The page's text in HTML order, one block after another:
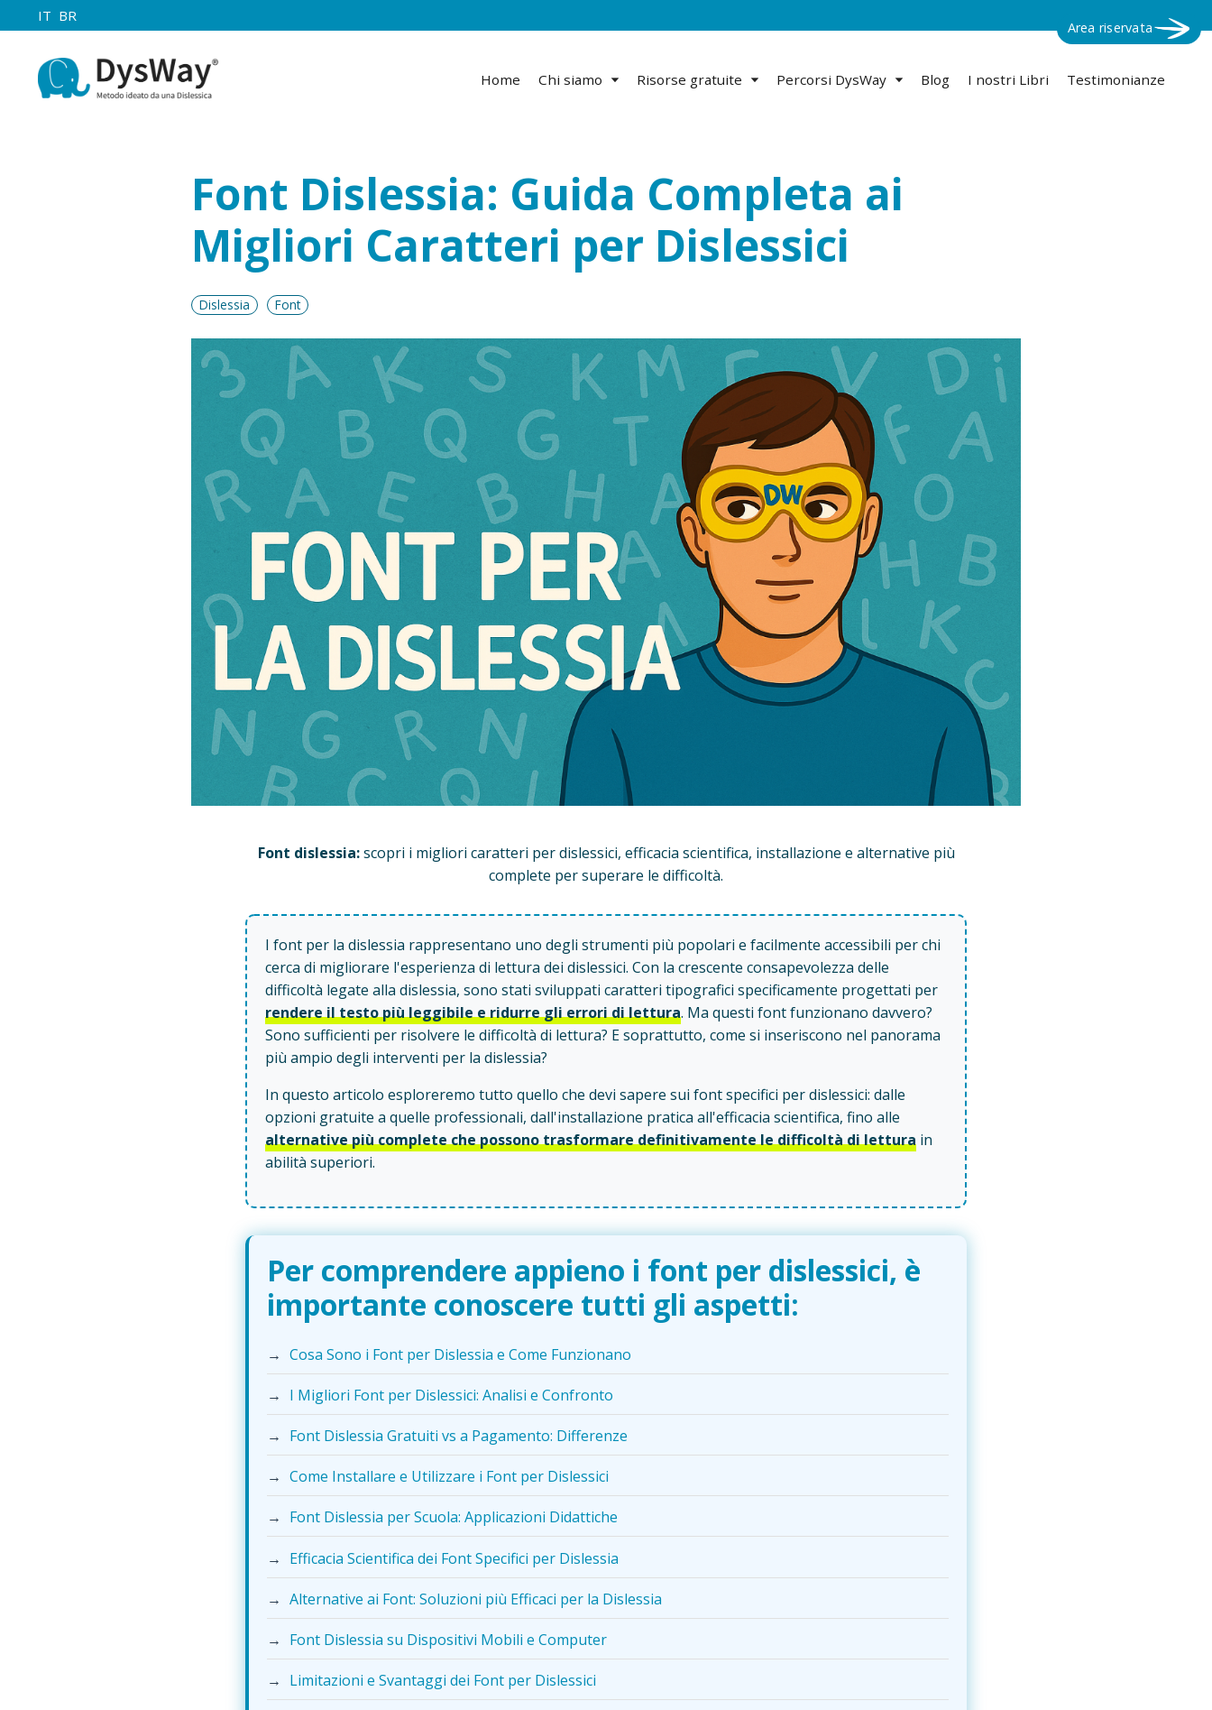
IT BR
Home Chi siamo Risorse gratuite Percorsi DysWay Blog I nostri Libri Testimonianze
Area riservata
Font Dislessia: Guida Completa ai
Migliori Caratteri per Dislessici
Dislessia Font
Font dislessia:scopri i migliori caratteri per dislessici, efficacia scientifica, installazione e alternative più
complete per superare le difficoltà.
I font per la dislessia rappresentano uno degli strumenti più popolari e facilmente accessibili per chi
cerca di migliorare l'esperienza di lettura dei dislessici. Con la crescente consapevolezza delle
difficoltà legate alla dislessia, sono stati sviluppati caratteri tipografici specificamente progettati per
rendere il testo più leggibile e ridurre gli errori di lettura. Ma questi font funzionano davvero?
Sono sufficienti per risolvere le difficoltà di lettura? E soprattutto, come si inseriscono nel panorama
più ampio degli interventi per la dislessia?
In questo articolo esploreremo tutto quello che devi sapere sui font specifici per dislessici: dalle
opzioni gratuite a quelle professionali, dall'installazione pratica all'efficacia scientifica, fino alle
alternative più complete che possono trasformare definitivamente le difficoltà di lettura in
abilità superiori.
Per comprendere appieno i font per dislessici, è
importante conoscere tutti gli aspetti:
→ Cosa Sono i Font per Dislessia e Come Funzionano
→ I Migliori Font per Dislessici: Analisi e Confronto
→ Font Dislessia Gratuiti vs a Pagamento: Differenze
→ Come Installare e Utilizzare i Font per Dislessici
→ Font Dislessia per Scuola: Applicazioni Didattiche
→ Efficacia Scientifica dei Font Specifici per Dislessia
→ Alternative ai Font: Soluzioni più Efficaci per la Dislessia
→ Font Dislessia su Dispositivi Mobili e Computer
→ Limitazioni e Svantaggi dei Font per Dislessici